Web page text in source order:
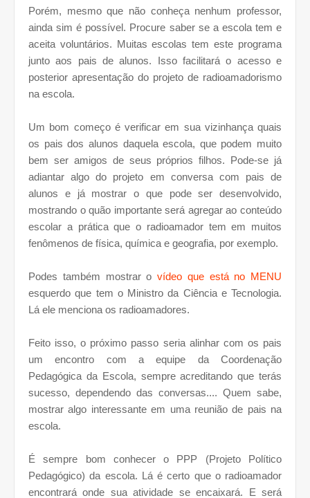
Porém, mesmo que não conheça nenhum professor,
ainda sim é possível. Procure saber se a escola tem e
aceita voluntários. Muitas escolas tem este programa
junto aos pais de alunos. Isso facilitará o acesso e
posterior apresentação do projeto de radioamadorismo
na escola.
Um bom começo é verificar em sua vizinhança quais
os pais dos alunos daquela escola, que podem muito
bem ser amigos de seus próprios filhos. Pode-se já
adiantar algo do projeto em conversa com pais de
alunos e já mostrar o que pode ser desenvolvido,
mostrando o quão importante será agregar ao conteúdo
escolar a prática que o radioamador tem em muitos
fenômenos de física, química e geografia, por exemplo.
Podes também mostrar o vídeo que está no MENU
esquerdo que tem o Ministro da Ciência e Tecnologia.
Lá ele menciona os radioamadores.
Feito isso, o próximo passo seria alinhar com os pais
um encontro com a equipe da Coordenação
Pedagógica da Escola, sempre acreditando que terás
sucesso, dependendo das conversas.... Quem sabe,
mostrar algo interessante em uma reunião de pais na
escola.
É sempre bom conhecer o PPP (Projeto Político
Pedagógico) da escola. Lá é certo que o radioamador
encontrará onde sua atividade se encaixará. E será